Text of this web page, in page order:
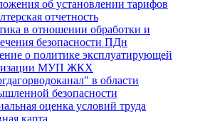
об установлении тарифов
отчетность
в отношении обработки и
безопасности ПДн
о политике эксплуатирующей
МУП ЖКХ
в области
безопасности
оценка условий труда
карта